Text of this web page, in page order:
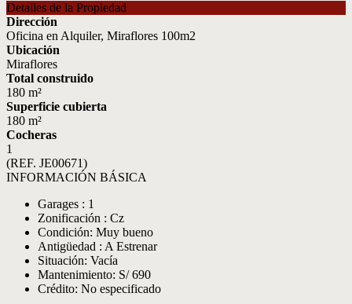
Detalles de la Propiedad
Dirección
Oficina en Alquiler, Miraflores 100m2
Ubicación
Miraflores
Total construido
180 m²
Superficie cubierta
180 m²
Cocheras
1
(REF. JE00671)
INFORMACIÓN BÁSICA
Garages : 1
Zonificación : Cz
Condición: Muy bueno
Antigüedad : A Estrenar
Situación: Vacía
Mantenimiento: S/ 690
Crédito: No especificado